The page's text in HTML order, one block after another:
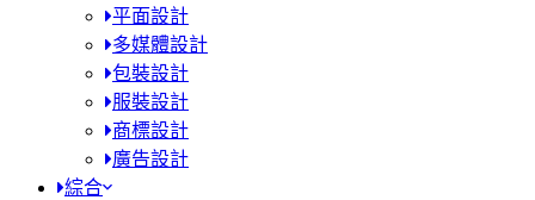
平面設計
多媒體設計
包裝設計
服裝設計
商標設計
廣告設計
綜合